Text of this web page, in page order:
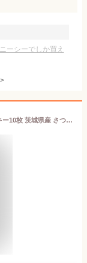
ーシーでしか買え
>
[亀じるし 公式] 紅はるかスイートポテトクッキー10枚 茨城県産 さつまいも 茨城土産 個包装 ギフト 手土産 プレゼント